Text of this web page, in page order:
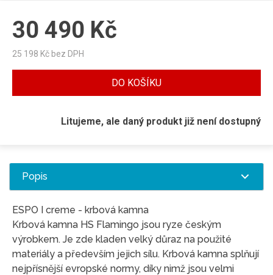
30 490 Kč
25 198 Kč bez DPH
DO KOŠÍKU
Litujeme, ale daný produkt již není dostupný
Popis
ESPO I creme - krbová kamna
Krbová kamna HS Flamingo jsou ryze českým
výrobkem. Je zde kladen velký důraz na použité
materiály a především jejich sílu. Krbová kamna splňují
nejpřísnější evropské normy, díky nimž jsou velmi